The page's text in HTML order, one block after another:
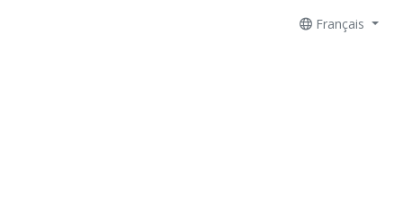
Français